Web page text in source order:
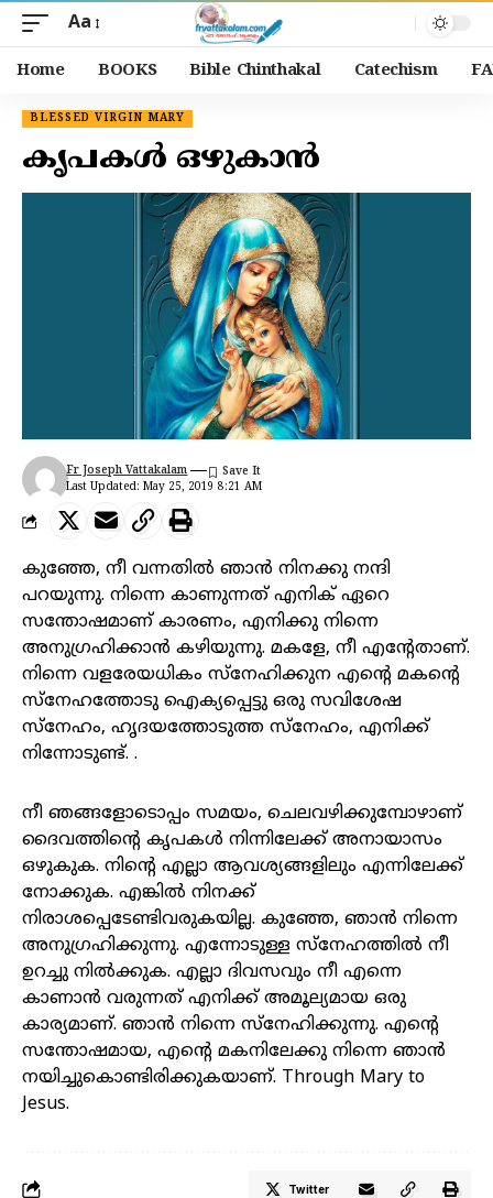
Aa
Home BOOKS Bible Chinthakal Catechism
BLESSED VIRGIN MARY
കൃപകൾ ഒഴുകാൻ
Last Updated: May 25, 2019 8:21 AM
Fr Joseph Vattakalam
കുഞ്ഞേ, നീ വന്നതിൽ ഞാൻ നിനക്കു നന്ദി
പറയുന്നു. നിന്നെ കാണുന്നത് എനിക് ഏറെ
സന്തോഷമാണ് കാരണം, എനിക്കു നിന്നെ
അനുഗ്രഹിക്കാൻ കഴിയുന്നു. മകളേ, നീ എന്റേതാണ്.
നിന്നെ വളരേയധികം സ്നേഹിക്കുന എന്റെ മകന്റെ
സ്നേഹത്തോടു ഐക്യപ്പെട്ടു ഒരു സവിശേഷ
സ്നേഹം, ഹൃദയത്തോടുത്ത സ്നേഹം, എനിക്ക്
നിന്നോടുണ്ട്. .
നീ ഞങ്ങളോടൊപ്പം സമയം, ചെലവഴിക്കുമ്പോഴാണ്
ദൈവത്തിന്റെ കൃപകൾ നിന്നിലേക്ക്‌ അനായാസം
ഒഴുകുക. നിന്റെ എല്ലാ ആവശ്യങ്ങളിലും എന്നിലേക്ക്‌
നോക്കുക. എങ്കിൽ നിനക്ക്
നിരാശപ്പെടേണ്ടിവരുകയില്ല. കുഞ്ഞേ, ഞാൻ നിന്നെ
അനുഗ്രഹിക്കുന്നു. എന്നോടുള്ള സ്നേഹത്തിൽ നീ
ഉറച്ചു നിൽക്കുക. എല്ലാ ദിവസവും നീ എന്നെ
കാണാൻ വരുന്നത് എനിക്ക് അമൂല്യമായ ഒരു
കാര്യമാണ്. ഞാൻ നിന്നെ സ്നേഹിക്കുന്നു. എന്റെ
സന്തോഷമായ, എന്റെ മകനിലേക്കു നിന്നെ ഞാൻ
നയിച്ചുകൊണ്ടിരിക്കുകയാണ്. Through Mary to
Jesus.
Twitter